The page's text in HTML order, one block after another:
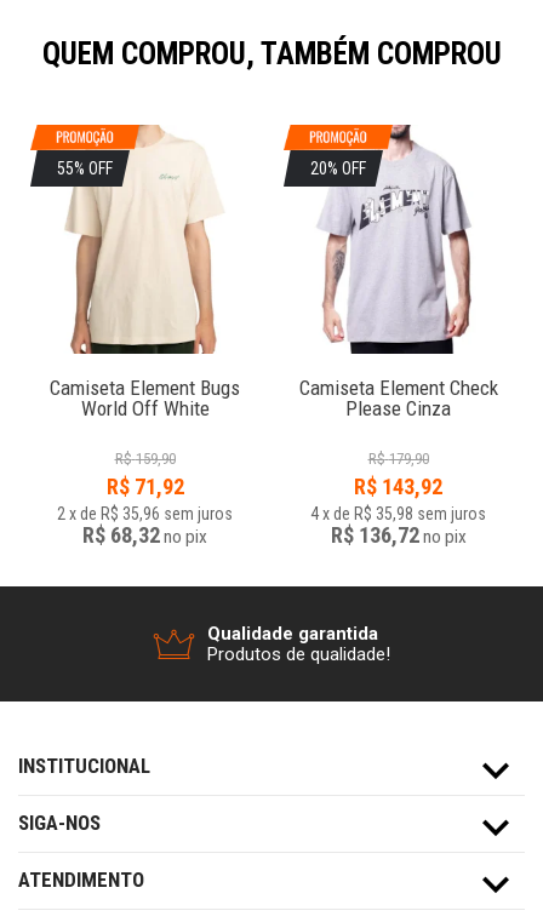
QUEM COMPROU, TAMBÉM COMPROU
55% OFF
Camiseta Element Bugs
World Off White
R$ 159,90
R$ 71,92
2 xde R$ 35,96 sem juros
R$ 68,32no pix
20% OFF
Camiseta Element Check
Please Cinza
R$ 179,90
R$ 143,92
4xde R$ 35,98 sem juros
R$ 136,72no pix
Qualidade garantida
Produtos de qualidade!
INSTITUCIONAL
SIGA-NOS
ATENDIMENTO